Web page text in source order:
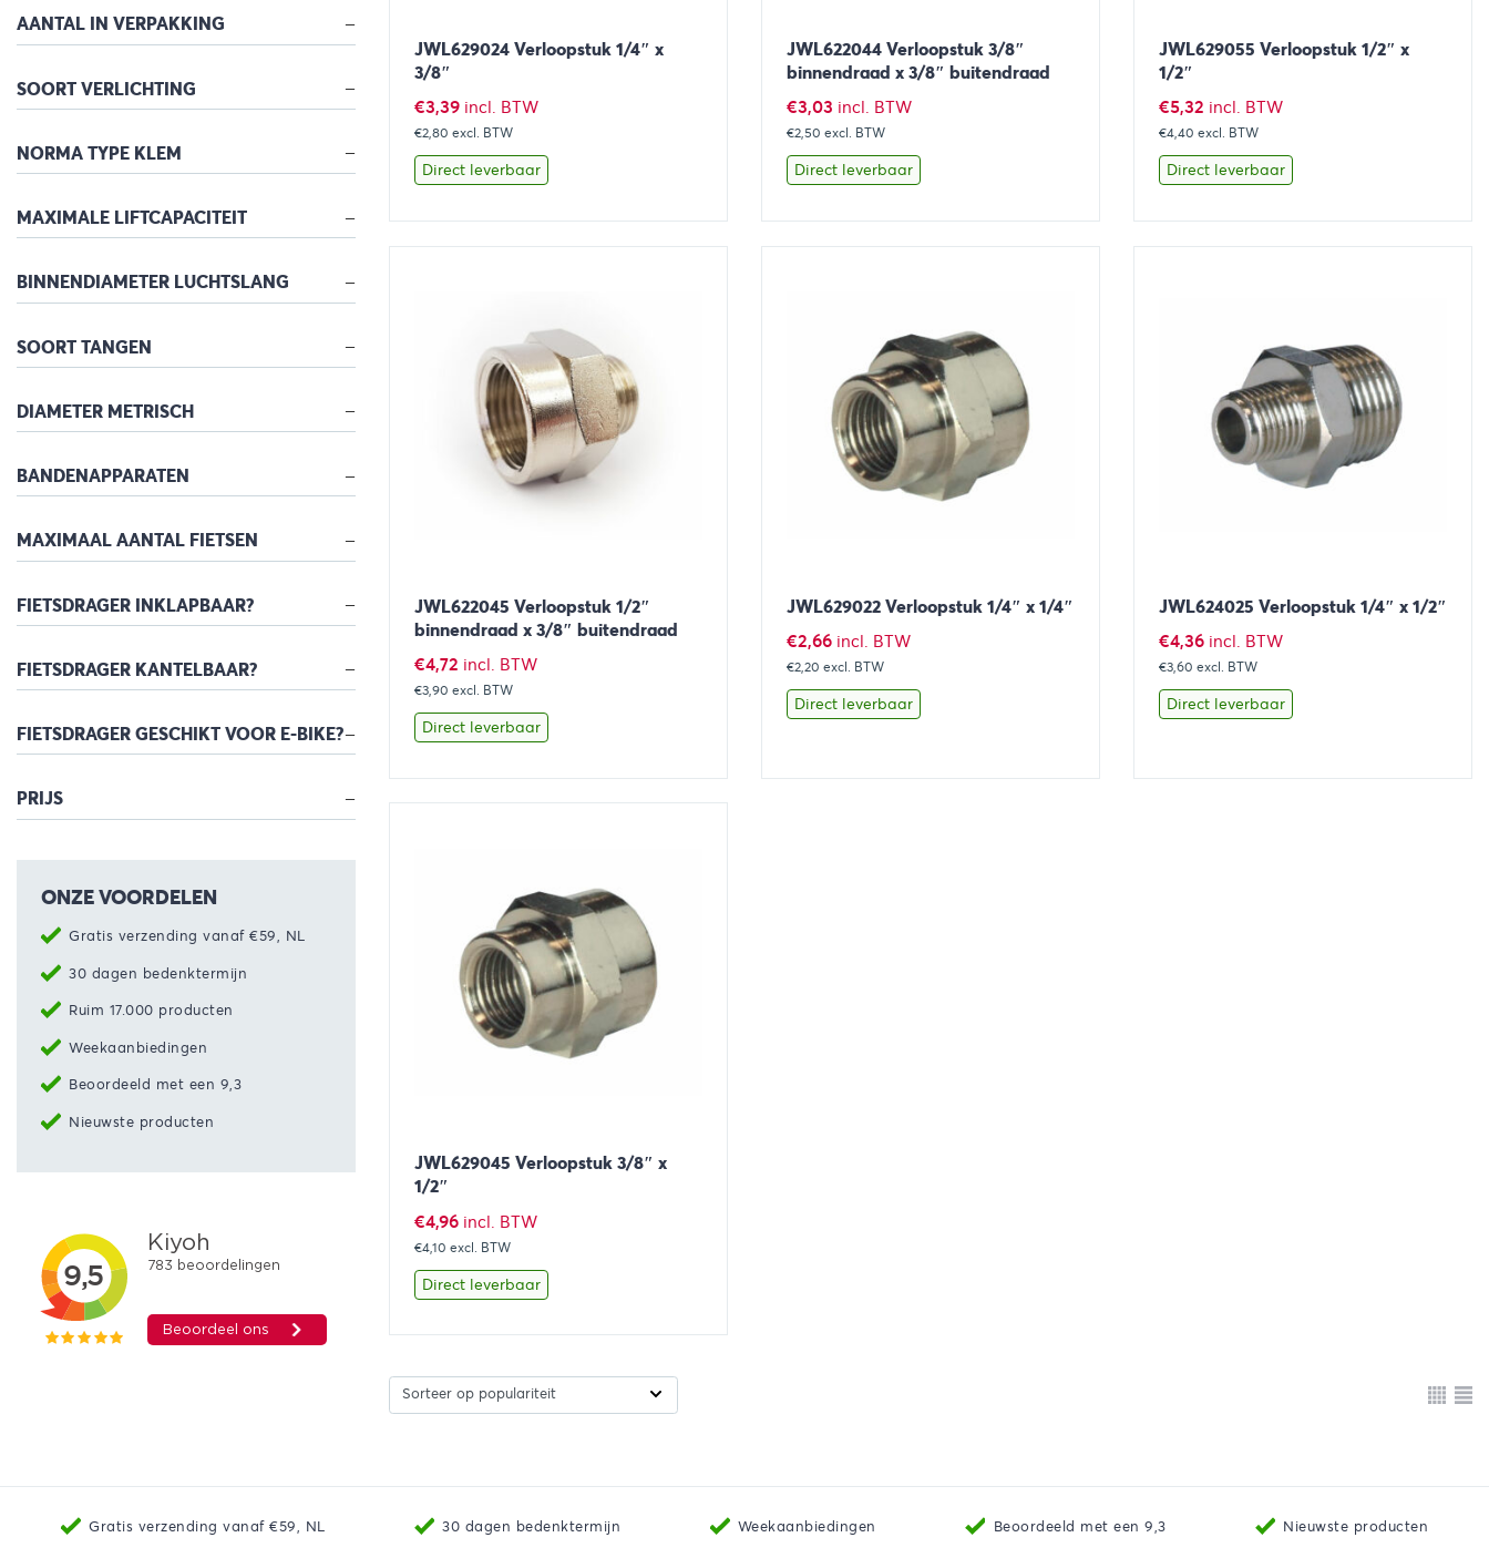
AANTAL IN VERPAKKING
SOORT VERLICHTING
NORMA TYPE KLEM
MAXIMALE LIFTCAPACITEIT
BINNENDIAMETER LUCHTSLANG
SOORT TANGEN
DIAMETER METRISCH
BANDENAPPARATEN
MAXIMAAL AANTAL FIETSEN
FIETSDRAGER INKLAPBAAR?
FIETSDRAGER KANTELBAAR?
FIETSDRAGER GESCHIKT VOOR E-BIKE?
PRIJS
ONZE VOORDELEN
Gratis verzending vanaf €59, NL
30 dagen bedenktermijn
Ruim 17.000 producten
Weekaanbiedingen
Beoordeeld met een 9,3
Nieuwste producten
JWL629024 Verloopstuk 1/4″ x
3/8″
€3,39 incl. BTW
€2,80 excl. BTW
Direct leverbaar
Bekijk Toevoegen aan winkelwagen
JWL622044 Verloopstuk 3/8″
binnendraad x 3/8″ buitendraad
€3,03 incl. BTW
€2,50 excl. BTW
Direct leverbaar
Bekijk Toevoegen aan winkelwagen
JWL629055 Verloopstuk 1/2″ x
1/2″
€5,32 incl. BTW
€4,40 excl. BTW
Direct leverbaar
Bekijk Toevoegen aan
JWL622045 Verloopstuk 1/2″
binnendraad x 3/8″ buitendraad
€4,72 incl. BTW
€3,90 excl. BTW
Direct leverbaar
Bekijk Toevoegen aan winkelwagen
JWL629022 Verloopstuk 1/4″ x 1/4″
€2,66 incl. BTW
€2,20 excl. BTW
Direct leverbaar
JWL624025 Verloopstuk 1/4″ x 1/2″
€4,36 incl. BTW
€3,60 excl. BTW
Direct leverbaar
JWL629045 Verloopstuk 3/8″ x
1/2″
€4,96 incl. BTW
€4,10 excl. BTW
Direct leverbaar
Gratis verzending vanaf €59, NL 30 dagen bedenktermijn Weekaanbiedingen Beoordeeld met een 9,3 Nieuwste producten